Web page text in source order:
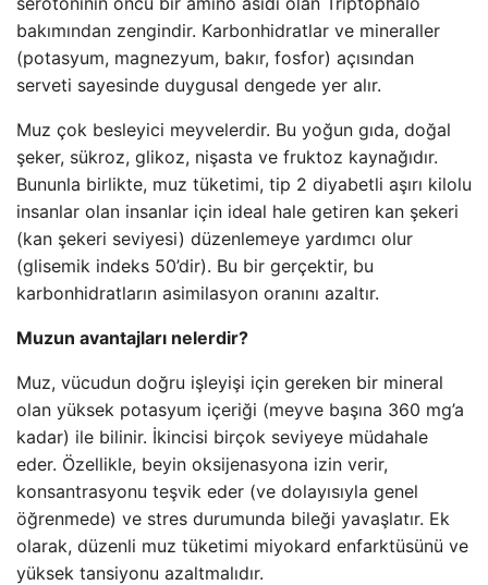
bakımından zengindir. Karbonhidratlar ve mineraller
(potasyum, magnezyum, bakır, fosfor) açısından
serveti sayesinde duygusal dengede yer alır.
Muz çok besleyici meyvelerdir. Bu yoğun gıda, doğal
şeker, sükroz, glikoz, nişasta ve fruktoz kaynağıdır.
Bununla birlikte, muz tüketimi, tip 2 diyabetli aşırı kilolu
insanlar olan insanlar için ideal hale getiren kan şekeri
(kan şekeri seviyesi) düzenlemeye yardımcı olur
(glisemik indeks 50’dir). Bu bir gerçektir, bu
karbonhidratların asimilasyon oranını azaltır.
Muzun avantajları nelerdir?
Muz, vücudun doğru işleyişi için gereken bir mineral
olan yüksek potasyum içeriği (meyve başına 360 mg’a
kadar) ile bilinir. İkincisi birçok seviyeye müdahale
eder. Özellikle, beyin oksijenasyona izin verir,
konsantrasyonu teşvik eder (ve dolayısıyla genel
öğrenmede) ve stres durumunda bileği yavaşlatır. Ek
olarak, düzenli muz tüketimi miyokard enfarktüsünü ve
yüksek tansiyonu azaltmalıdır.